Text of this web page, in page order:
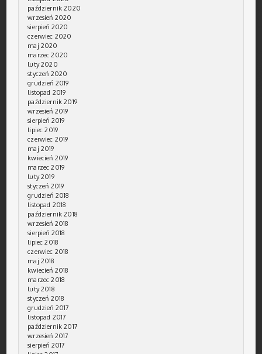
październik 2020
wrzesień 2020
sierpień 2020
czerwiec 2020
maj 2020
marzec 2020
luty 2020
styczeń 2020
grudzień 2019
listopad 2019
październik 2019
wrzesień 2019
sierpień 2019
lipiec 2019
czerwiec 2019
maj 2019
kwiecień 2019
marzec 2019
luty 2019
styczeń 2019
grudzień 2018
listopad 2018
październik 2018
wrzesień 2018
sierpień 2018
lipiec 2018
czerwiec 2018
maj 2018
kwiecień 2018
marzec 2018
luty 2018
styczeń 2018
grudzień 2017
listopad 2017
październik 2017
wrzesień 2017
sierpień 2017